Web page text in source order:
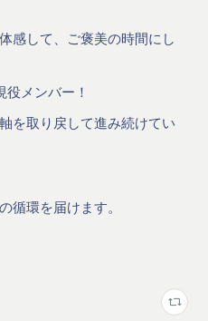
感して、ご褒美の時間にし
メンバー！
を取り戻して進み続けてい
循環を届けます。